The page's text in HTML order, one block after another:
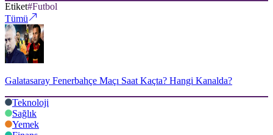
Etiket#Futbol
Tümü
Galatasaray Fenerbahçe Maçı Saat Kaçta? Hangi Kanalda?
Teknoloji
Sağlık
Yemek